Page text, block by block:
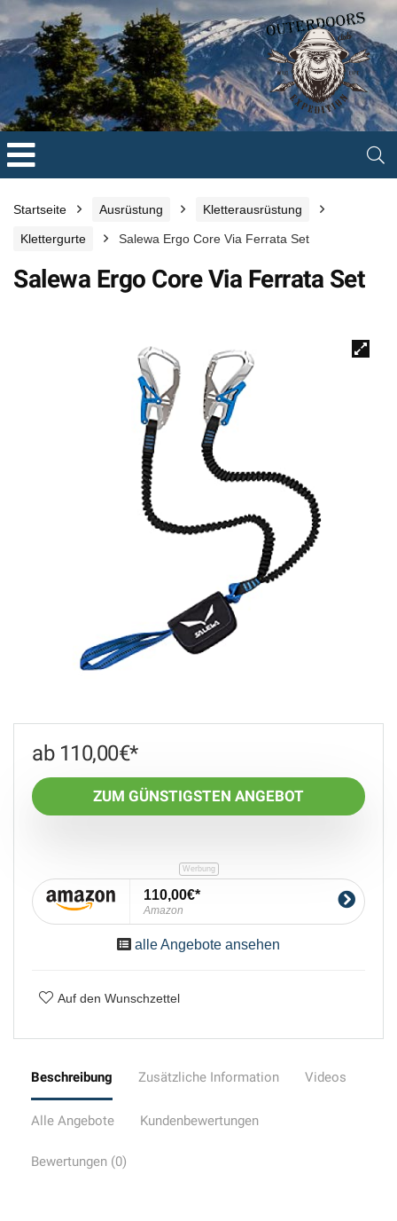
Startseite Ausrüstung Kletterausrüstung
Klettergurte Salewa Ergo Core Via Ferrata Set
Salewa Ergo Core Via Ferrata Set
110,00€
ZUM GÜNSTIGSTEN ANGEBOT
110,00€
Amazon
alle Angebote ansehen
Auf den Wunschzettel
Beschreibung Zusätzliche Information Videos
Alle Angebote Kundenbewertungen
Bewertungen (0)